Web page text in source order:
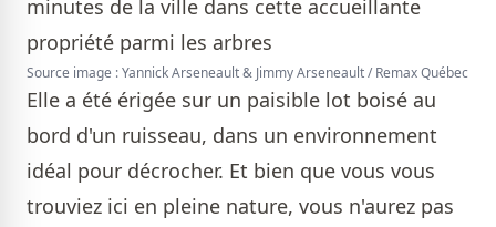
Source image : Yannick Arseneault & Jimmy Arseneault / Remax Québec
Elle a été érigée sur un paisible lot boisé au
bord d'un ruisseau, dans un environnement
idéal pour décrocher. Et bien que vous vous
trouviez ici en pleine nature, vous n'aurez pas